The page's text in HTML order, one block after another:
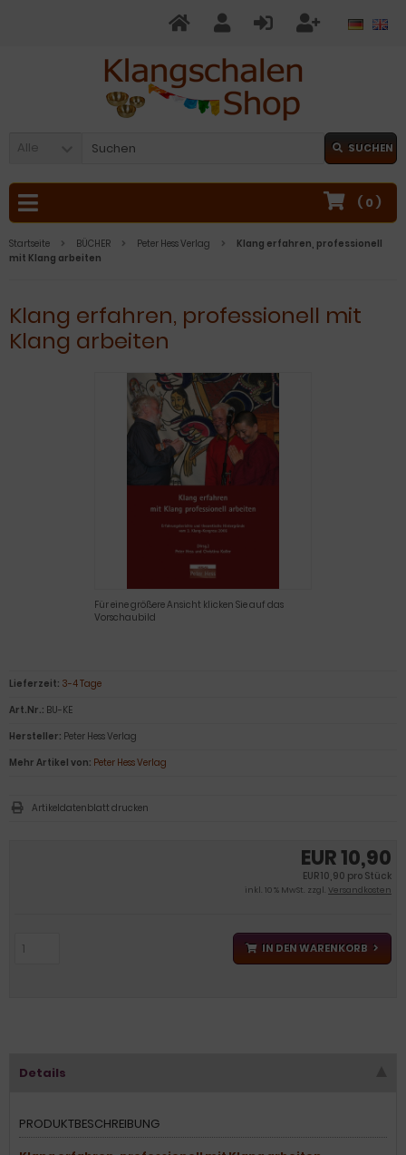
Alle SUCHEN
( 0 )
Startseite BÜCHER Peter Hess Verlag
Klang erfahren, professionell
mit Klang arbeiten
Klang erfahren, professionell mit
Klang arbeiten
Für eine größere Ansicht klicken Sie auf das
Vorschaubild
EUR 10,90
EUR 10,90 pro Stück
inkl. 10 % MwSt. zzgl. Versandkosten
IN DEN WARENKORB
Lieferzeit: 3-4 Tage
Art.Nr.: BU-KE
Hersteller: Peter Hess Verlag
Mehr Artikel von: Peter Hess Verlag
Artikeldatenblatt drucken
Details
PRODUKTBESCHREIBUNG